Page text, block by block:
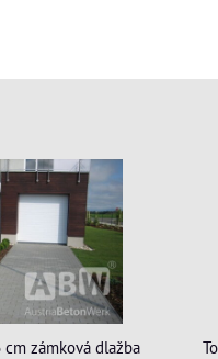
zámková dlažba